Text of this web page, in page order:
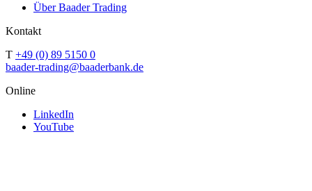
Über Baader Trading
Kontakt
T +49 (0) 89 5150 0
baader-trading@baaderbank.de
Online
LinkedIn
YouTube